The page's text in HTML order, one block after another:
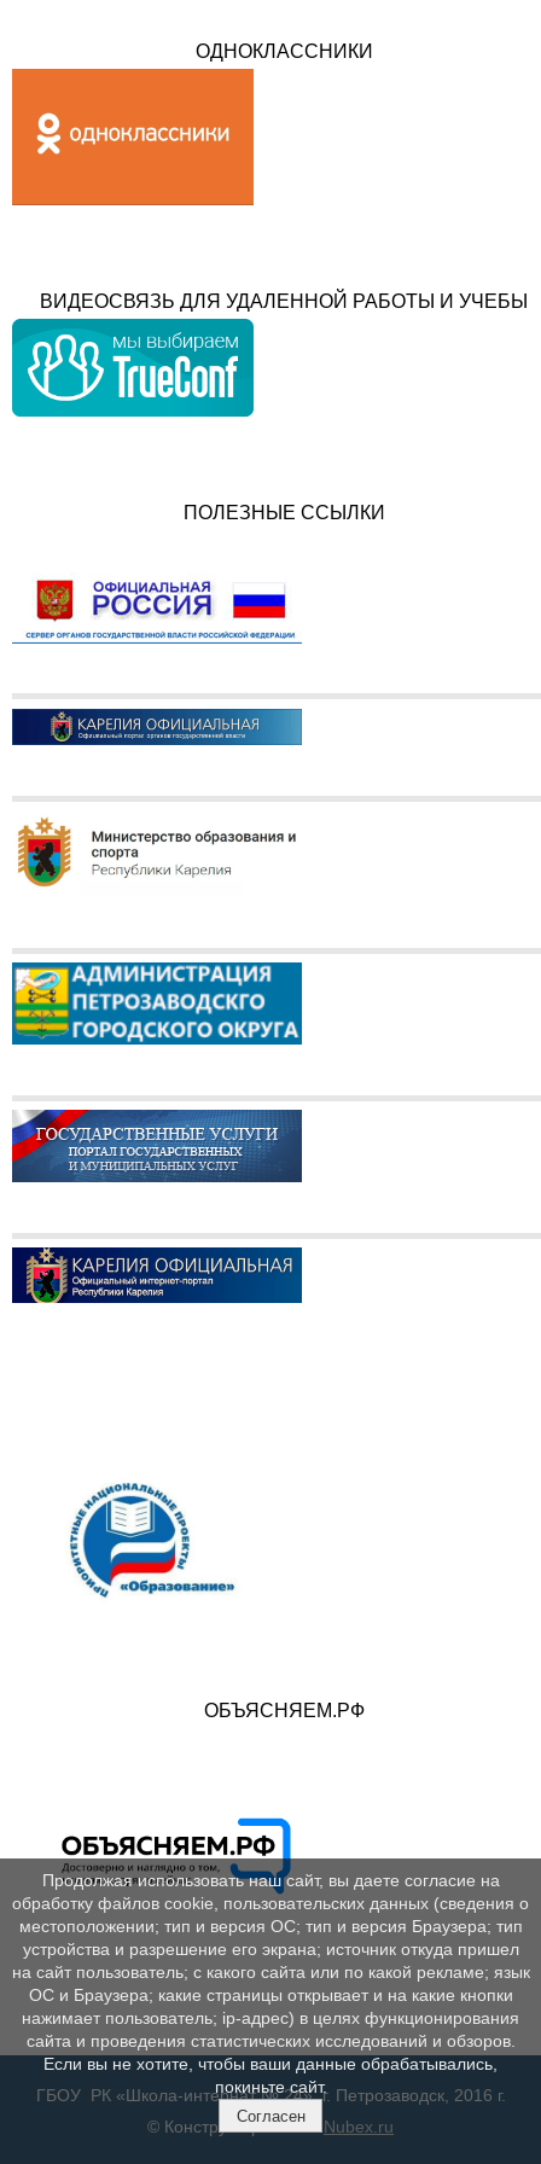
ОДНОКЛАССНИКИ
ВИДЕОСВЯЗЬ ДЛЯ УДАЛЕННОЙ РАБОТЫ И УЧЕБЫ
ПОЛЕЗНЫЕ ССЫЛКИ
ОБЪЯСНЯЕМ.РФ
ГБОУ РК «Школа-интернат № 24», г. Петрозаводск, 2016 г.
© Конструктор сайтов Nubex.ru
Продолжая использовать наш сайт, вы даете согласие на
обработку файлов cookie, пользовательских данных (сведения о
местоположении; тип и версия ОС; тип и версия Браузера; тип
устройства и разрешение его экрана; источник откуда пришел
на сайт пользователь; с какого сайта или по какой рекламе; язык
ОС и Браузера; какие страницы открывает и на какие кнопки
нажимает пользователь; ip-адрес) в целях функционирования
сайта и проведения статистических исследований и обзоров.
Если вы не хотите, чтобы ваши данные обрабатывались,
покиньте сайт.
Согласен